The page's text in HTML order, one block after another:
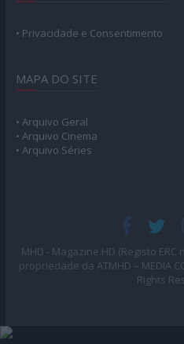
• Privacidade e Consentimento
MAPA DO SITE
• Arquivo Geral
• Arquivo Cinema
• Arquivo Séries
MHD - Magazine.HD (Registo
propriedade da ATMHD – MEDIA
Rights